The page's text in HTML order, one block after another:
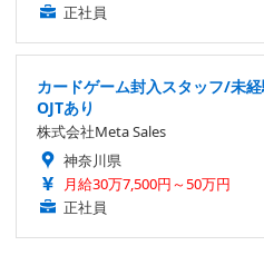
正社員
カードゲーム封入スタッフ/未
OJTあり
株式会社Meta Sales
神奈川県
月給30万7,500円～50万円
正社員